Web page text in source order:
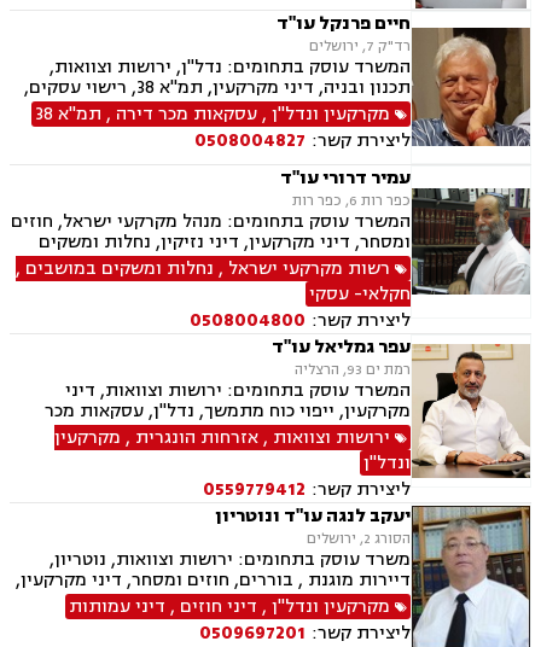
חיים פרנקל עו"ד
רד"ק 7, ירושלים
המשרד עוסק בתחומים: נדל"ן, ירושות וצוואות,
תכנון ובניה, דיני מקרקעין, תמ"א 38, רישוי עסקים,
קבוצות רכישה, פינוי בינוי, עסקאות מכר דירה, מנהל
מקרקעי ישראל, מיסוי נדל"ן, מגרשים לבניה, ליקויי
בנייה, ליווי עסקי, חלוקת רכוש, חוזים ומסחר, הסכמי
ממון, היטל השבחה, דיירות מוגנת וארנונה.
מקרקעין ונדל"ן,עסקאות מכר דירה , תמ"א 38
ליצירת קשר: 0508004827
עמיר דרורי עו"ד
כפר רות 6, כפר רות
המשרד עוסק בתחומים: מנהל מקרקעי ישראל, חוזים
ומסחר, דיני מקרקעין, דיני נזיקין, נחלות ומשקים
במושבים, פינוי מושכר, דיני תאגידים, תכנון ובניה,
חוקתי ומנהלי, חקלאי- עסקי, ליטיגציה, מושבים
וקיבוצים ומגרשים חקלאיים
רשות מקרקעי ישראל , נחלות ומשקים במושבים ,
חקלאי- עסקי
ליצירת קשר: 0508004800
עפר גמליאל עו"ד
רמת ים 93, הרצליה
המשרד עוסק בתחומים: ירושות וצוואות, דיני
מקרקעין, ייפוי כוח מתמשך, נדל"ן, עסקאות מכר
דירה, מיסוי נדל"ן, אזרחי מסחרי, נוטריון, דיני חוזים,
פינוי בינוי, קבוצות רכישה, מגרשים לבניה , הוצאה
לפועל
ירושות וצוואות ,אזרחות הונגרית , מקרקעין
ונדל"ן
ליצירת קשר: 0559779412
יעקב לנגה עו"ד ונוטריון
הסורג 2, ירושלים
משרד עוסק בתחומים: ירושות וצוואות, נוטריון,
דיירות מוגנת , בוררים, חוזים ומסחר, דיני מקרקעין,
דיני משפחה, דיני עבודה ודיני תאגידים.
מקרקעין ונדל"ן, דיני חוזים , דיני עמותות
ליצירת קשר: 0509697201